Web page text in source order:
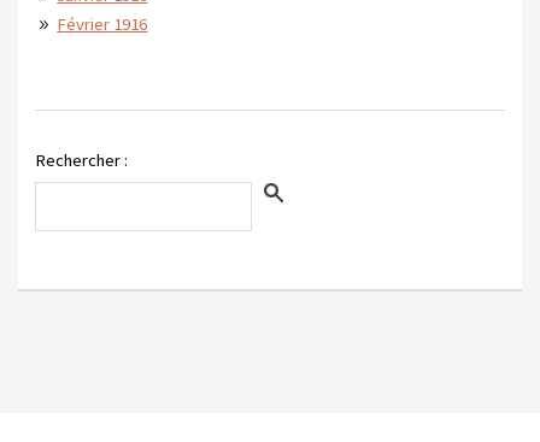
Février 1916
Rechercher :